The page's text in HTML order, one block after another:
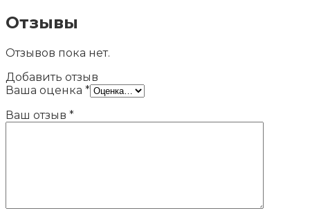
Отзывы
Отзывов пока нет.
Добавить отзыв
Ваша оценка *
Ваш отзыв *